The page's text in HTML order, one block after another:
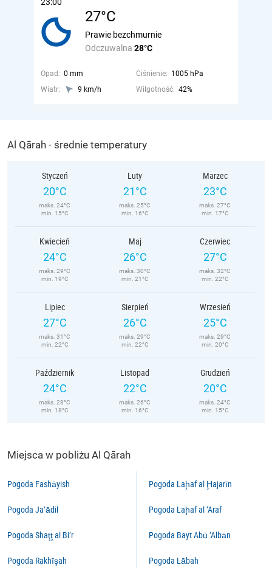
27°C
Odczuwalna 28°C
Prawie bezchmurnie
Opad: 0 mm Ciśnienie: 1005 hPa
Wiatr:
9 km/h Wilgotność: 42%
Al Qārah - średnie temperatury
Styczeń
20°C
maks. 24°C
min. 15°C
Luty
21°C
maks. 25°C
min. 16°C
Marzec
23°C
maks. 27°C
min. 17°C
Kwiecień
24°C
maks. 29°C
min. 19°C
Maj
26°C
maks. 30°C
min. 21°C
Czerwiec
27°C
maks. 32°C
min. 22°C
Lipiec
27°C
maks. 31°C
min. 22°C
Sierpień
26°C
maks. 29°C
min. 22°C
Wrzesień
25°C
maks. 29°C
min. 20°C
Październik
24°C
maks. 28°C
min. 18°C
Listopad
22°C
maks. 26°C
min. 16°C
Grudzień
20°C
maks. 24°C
min. 15°C
Miejsca w pobliżu Al Qārah
Pogoda Fashāyish
Pogoda Ja‘ādil
Pogoda Shaţţ al Bi’r
Pogoda Rakhīşah
Pogoda Laḩaf al Ḩajarīn
Pogoda Laḩaf al ‘Araf
Pogoda Bayt Abū ‘Albān
Pogoda Lābah